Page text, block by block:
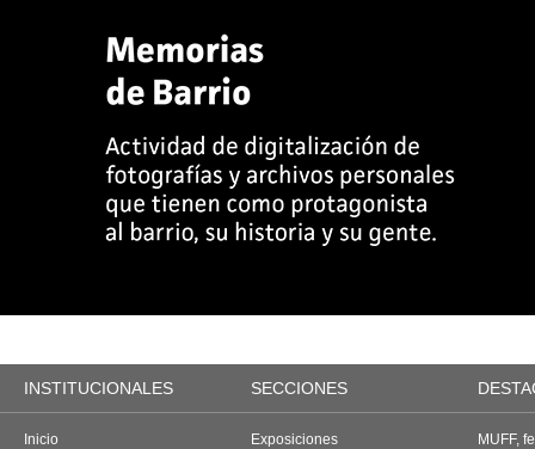
INSTITUCIONALES SECCIONES
Inicio
Exposiciones
MUFF,